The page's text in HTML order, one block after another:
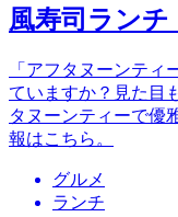
風寿司ランチ
「アフタヌーンティ
ていますか？見た目
タヌーンティーで優
報はこちら。
グルメ
ランチ